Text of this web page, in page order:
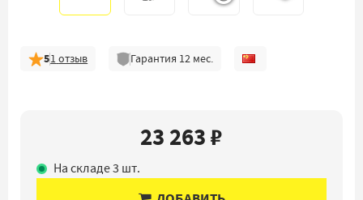
51отзыв Гарантия 12мес.
23 263 ₽
На складе 3 шт.